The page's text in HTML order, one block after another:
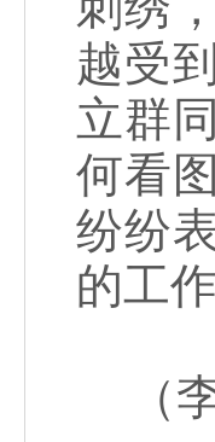
越受
立群
何看
纷纷
的工
（李